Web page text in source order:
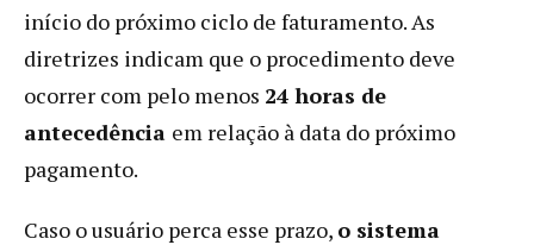
início do próximo ciclo de faturamento. As
diretrizes indicam que o procedimento deve
ocorrer com pelo menos 24 horas de
antecedência em relação à data do próximo
pagamento.
Caso o usuário perca esse prazo, o sistema